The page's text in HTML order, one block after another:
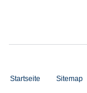
Startseite Sitemap